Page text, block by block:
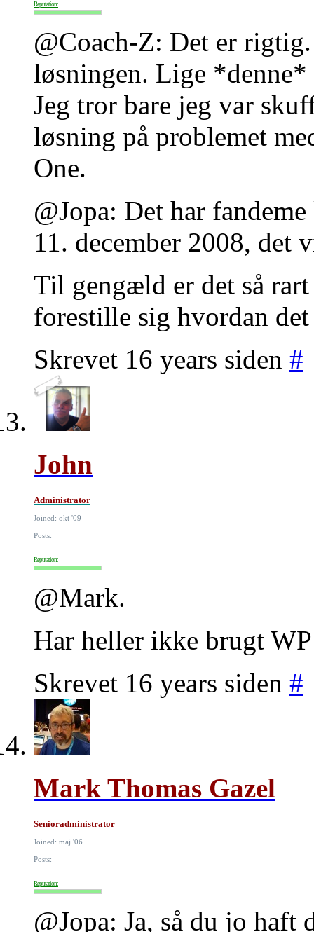
Reputation:
@Coach-Z: Det er
løsningen. Lige
Jeg tror bare jeg var
løsning på problemet
One.
@Jopa: Det har
11. december 2008, det
Til gengæld er det så
forestille sig hvordan
Skrevet 16 years siden #
John
Administrator
Joined: okt '09
Posts:
Reputation:
@Mark.
Har heller ikke brugt
Skrevet 16 years siden #
Mark Thomas Gazel
Senioradministrator
Joined: maj '06
Posts:
Reputation:
@Jopa: Ja, så du jo haft